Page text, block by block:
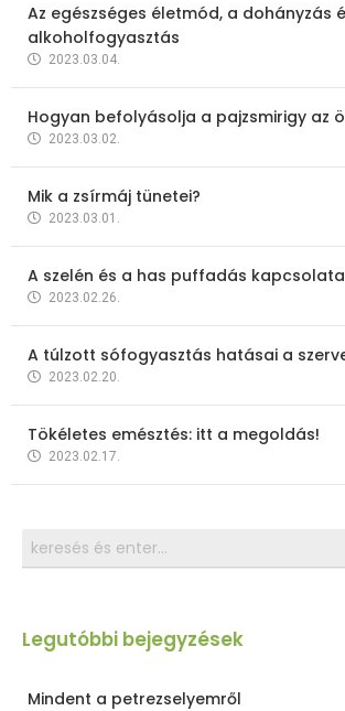
Az egészséges életmód, a dohányzás
alkoholfogyasztás
2023.03.04.
Hogyan befolyásolja a pajzsmirigy az
2023.03.02.
Mik a zsírmáj tünetei?
2023.03.01.
A szelén és a has puffadás kapcsolata
2023.02.26.
A túlzott sófogyasztás hatásai a
2023.02.20.
Tökéletes emésztés: itt a megoldás!
2023.02.17.
Legutóbbi bejegyzések
Mindent a petrezselyemről